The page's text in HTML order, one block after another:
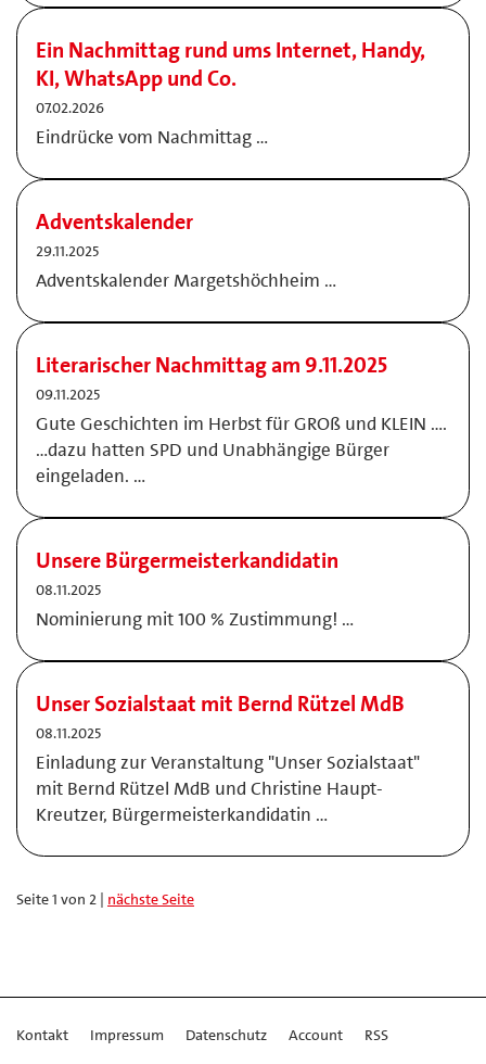
Ein Nachmittag rund ums Internet, Handy,
KI, WhatsApp und Co.
07.02.2026
Eindrücke vom Nachmittag …
Adventskalender
29.11.2025
Adventskalender Margetshöchheim …
Literarischer Nachmittag am 9.11.2025
09.11.2025
Gute Geschichten im Herbst für GROß und KLEIN ….
…dazu hatten SPD und Unabhängige Bürger
eingeladen. …
Unsere Bürgermeisterkandidatin
08.11.2025
Nominierung mit 100 % Zustimmung! …
Unser Sozialstaat mit Bernd Rützel MdB
08.11.2025
Einladung zur Veranstaltung "Unser Sozialstaat"
mit Bernd Rützel MdB und Christine Haupt-
Kreutzer, Bürgermeisterkandidatin …
Seite 1 von 2 | nächste Seite
Kontakt Impressum Datenschutz Account RSS